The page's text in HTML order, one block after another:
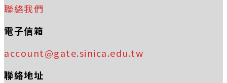
聯絡我們
電子信箱
account@gate.sinica.edu.tw
聯絡地址